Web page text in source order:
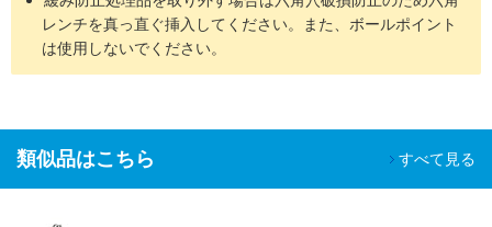
レンチを真っ直ぐ挿入してください。また、ボールポイント
は使用しないでください。
類似品はこちら すべて見る